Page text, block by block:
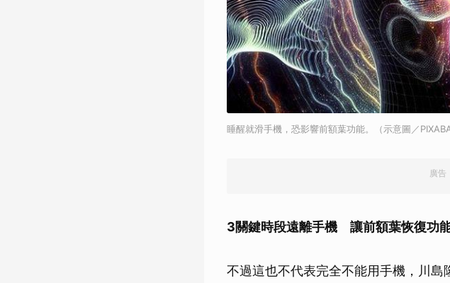
睡醒就滑手機，恐影響前額葉功能。（示意圖／
廣告
3關鍵時段遠離手機 讓前額葉恢復功
不過這也不代表完全不能用手機，川